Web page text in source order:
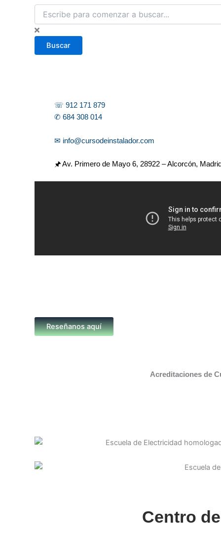
B
s
c
Buscar
☏ 912 171 879
✆ 684 308 014
✉ info@cursodeinstalador.com
🖈 Av. Primero de Mayo 6, 28922 – Alcorcón,
Reseñanos aquí
Acreditaciones de
Centro